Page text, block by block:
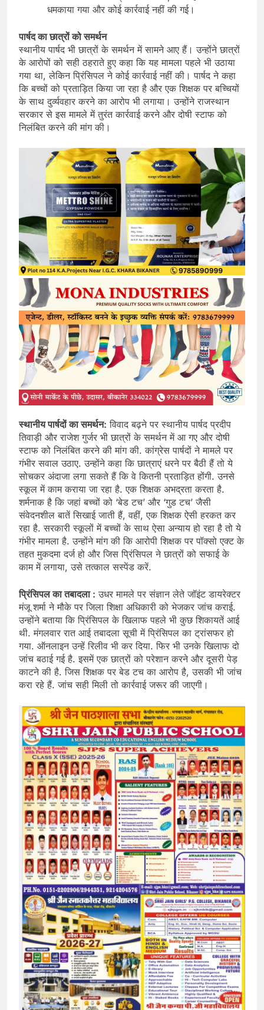
धमकाया गया और कोई कार्रवाई नहीं की गई।
पार्षद का छात्रों को समर्थन
स्थानीय पार्षद भी छात्रों के समर्थन में सामने आए हैं। उन्होंने छात्रों
के आरोपों को सही ठहराते हुए कहा कि यह मामला पहले भी उठाया
गया था, लेकिन प्रिंसिपल ने कोई कार्रवाई नहीं की। पार्षद ने कहा
कि बच्चों को प्रताड़ित किया जा रहा है और एक शिक्षक पर बच्चियों
के साथ दुर्व्यवहार करने का आरोप भी लगाया। उन्होंने राजस्थान
सरकार से इस मामले में तुरंत कार्रवाई करने और दोषी स्टाफ को
निलंबित करने की मांग की।
स्थानीय पार्षदों का समर्थन: विवाद बढ़ने पर स्थानीय पार्षद प्रदीप
तिवाड़ी और राजेश गुर्जर भी छात्रों के समर्थन में आ गए और दोषी
स्टाफ को निलंबित करने की मांग की. कांग्रेस पार्षदों ने मामले पर
गंभीर सवाल उठाए. उन्होंने कहा कि छात्राएं धरने पर बैठी हैं तो ये
सोचकर अंदाजा लगा सकते हैं कि वे कितनी प्रताड़ित होंगी. उनसे
स्कूल में काम कराया जा रहा है. एक शिक्षक अभद्रता करता है.
शर्मनाक है कि जहां बच्चों को ‘बेड टच’ और ‘गुड टच’ जैसी
संवेदनशील बातें सिखाई जाती हैं, वहीं, एक शिक्षक ऐसी हरकत कर
रहा है. सरकारी स्कूलों में बच्चों के साथ ऐसा अन्याय हो रहा है तो ये
गंभीर मामला है. उन्होंने मांग की कि आरोपी शिक्षक पर पॉक्सो एक्ट के
तहत मुकदमा दर्ज हो और जिस प्रिंसिपल ने छात्रों को सफाई के
काम में लगाया, उसे तत्काल सस्पेंड करें.
प्रिंसिपल का तबादला : उधर मामले पर संज्ञान लेते जॉइंट डायरेक्टर
मंजू शर्मा ने मौके पर जिला शिक्षा अधिकारी को भेजकर जांच कराई.
उन्होंने बताया कि प्रिंसिपल के खिलाफ पहले भी कुछ शिकायतें आई
थी. मंगलवार रात आई तबादला सूची में प्रिंसिपल का ट्रांसफर हो
गया. ऑनलाइन उन्हें रिलीव भी कर दिया. फिर भी उनके खिलाफ दो
जांच बठाई गई है. इसमें एक छात्रों को परेशान करने और दूसरी पेड़
काटने की है. जिस शिक्षक पर बेड टच का आरोप है, उसकी भी जांच
करा रहे हैं. जांच सही मिली तो कार्रवाई जरूर की जाएगी।